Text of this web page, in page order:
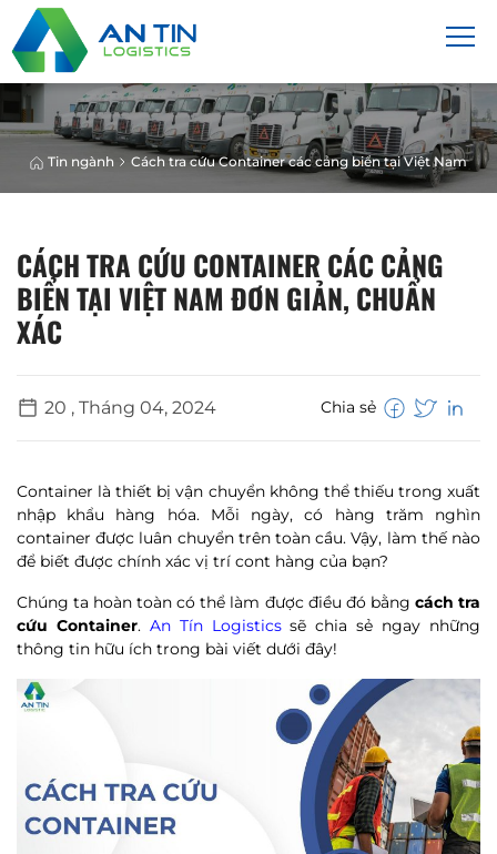
Tin ngành Cách tra cứu Container các cảng biển tại Việt Nam
CÁCH TRA CỨU CONTAINER CÁC CẢNG
BIỂN TẠI VIỆT NAM ĐƠN GIẢN, CHUẨN
XÁC
20 , Tháng 04, 2024 Chia sẻ
Container là thiết bị vận chuyển không thể thiếu trong xuất
nhập khẩu hàng hóa. Mỗi ngày, có hàng trăm nghìn
container được luân chuyển trên toàn cầu. Vậy, làm thế nào
để biết được chính xác vị trí cont hàng của bạn?
Chúng ta hoàn toàn có thể làm được điều đó bằng cách tra
cứu Container. An Tín Logisticssẽ chia sẻ ngay những
thông tin hữu ích trong bài viết dưới đây!